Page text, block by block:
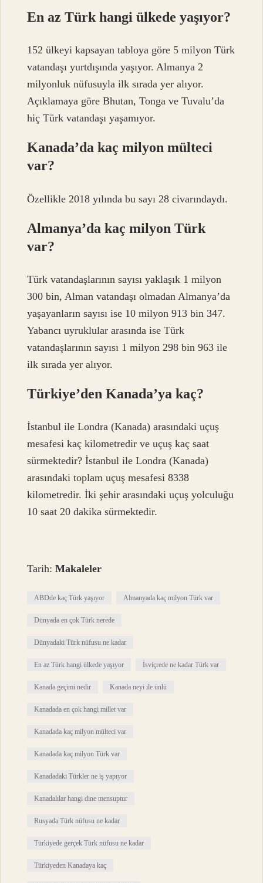
En az Türk hangi ülkede yaşıyor?
152 ülkeyi kapsayan tabloya göre 5 milyon Türk
vatandaşı yurtdışında yaşıyor. Almanya 2
milyonluk nüfusuyla ilk sırada yer alıyor.
Açıklamaya göre Bhutan, Tonga ve Tuvalu’da
hiç Türk vatandaşı yaşamıyor.
Kanada’da kaç milyon mülteci
var?
Özellikle 2018 yılında bu sayı 28 civarındaydı.
Almanya’da kaç milyon Türk
var?
Türk vatandaşlarının sayısı yaklaşık 1 milyon
300 bin, Alman vatandaşı olmadan Almanya’da
yaşayanların sayısı ise 10 milyon 913 bin 347.
Yabancı uyruklular arasında ise Türk
vatandaşlarının sayısı 1 milyon 298 bin 963 ile
ilk sırada yer alıyor.
Türkiye’den Kanada’ya kaç?
İstanbul ile Londra (Kanada) arasındaki uçuş
mesafesi kaç kilometredir ve uçuş kaç saat
sürmektedir? İstanbul ile Londra (Kanada)
arasındaki toplam uçuş mesafesi 8338
kilometredir. İki şehir arasındaki uçuş yolculuğu
10 saat 20 dakika sürmektedir.
Tarih:Makaleler
ABDde kaç Türk yaşıyor Almanyada kaç milyon Türk var
Dünyada en çok Türk nerede
Dünyadaki Türk nüfusu ne kadar
En az Türk hangi ülkede yaşıyor İsviçrede ne kadar Türk var
Kanada geçimi nedir Kanada neyi ile ünlü
Kanadada en çok hangi millet var
Kanadada kaç milyon mülteci var
Kanadada kaç milyon Türk var
Kanadadaki Türkler ne iş yapıyor
Kanadalılar hangi dine mensuptur
Rusyada Türk nüfusu ne kadar
Türkiyede gerçek Türk nüfusu ne kadar
Türkiyeden Kanadaya kaç